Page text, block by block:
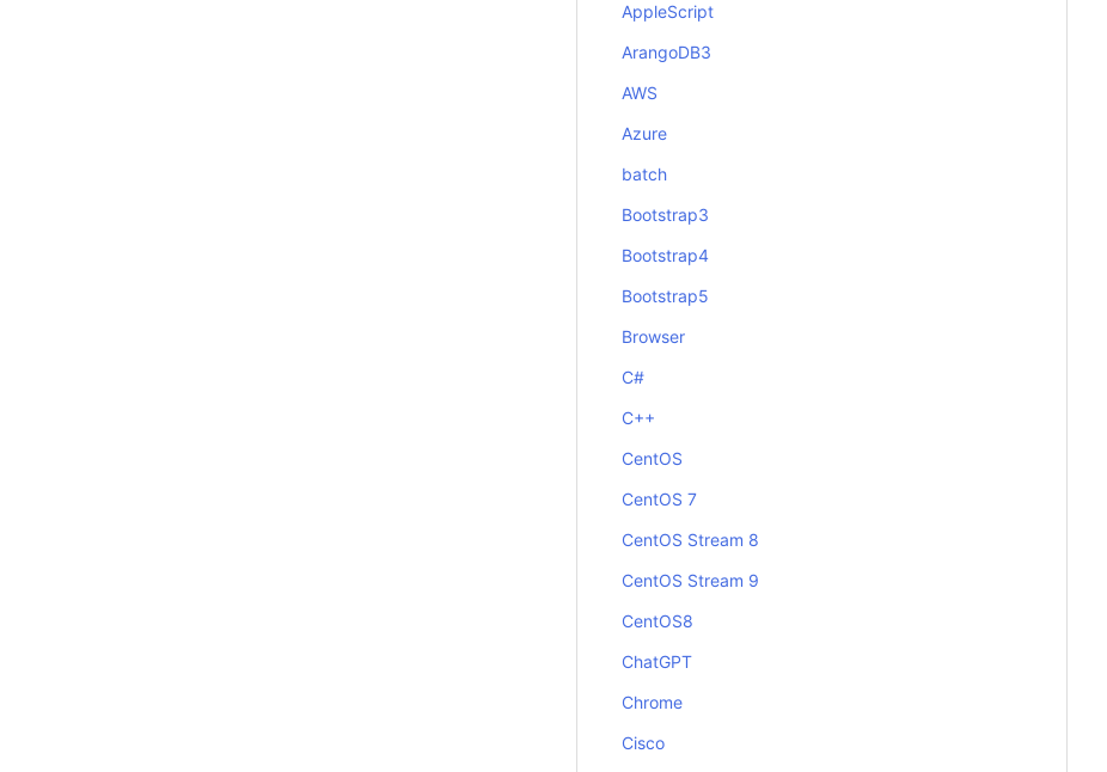
AppleScript
ArangoDB3
AWS
Azure
batch
Bootstrap3
Bootstrap4
Bootstrap5
Browser
C#
C++
CentOS
CentOS 7
CentOS Stream 8
CentOS Stream 9
CentOS8
ChatGPT
Chrome
Cisco